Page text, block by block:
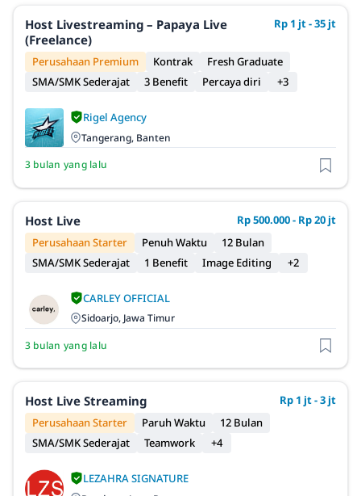
Host Livestreaming – Papaya Live
(Freelance)
Rp 1 jt - 35 jt
Perusahaan Premium Kontrak
Fresh Graduate
SMA/SMK Sederajat
3 Benefit Percaya diri +3
Rigel Agency
Tangerang, Banten
3 bulan yang lalu
Host Live
Rp 500.000 - Rp 20 jt
Perusahaan Starter
Penuh Waktu
12 Bulan
SMA/SMK Sederajat
1 Benefit Image Editing +2
CARLEY OFFICIAL
Sidoarjo, Jawa Timur
3 bulan yang lalu
Host Live Streaming
Rp 1 jt - 3 jt
Perusahaan Starter
Paruh Waktu
12 Bulan
SMA/SMK Sederajat
Teamwork +4
LEZAHRA SIGNATURE